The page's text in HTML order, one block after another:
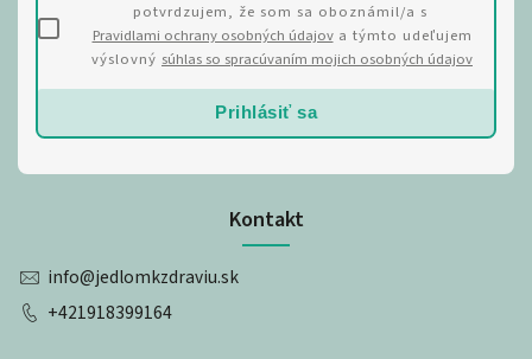
Kontakt
info@jedlomkzdraviu.sk
+421918399164
potvrdzujem, že som sa oboznámil/a s
Pravidlami ochrany osobných údajova týmto udeľujem
výslovný súhlas so spracúvaním mojich osobných údajov
Prihlásiť sa